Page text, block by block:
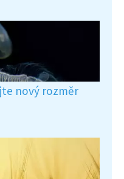
nový rozměr